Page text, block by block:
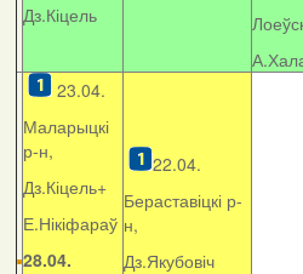
Дз.Кіцель
23.04.
Маларыцкі
р-н,
Дз.Кіцель+
Е.Нікіфараў
28.04.
22.04.
Бераставіцкі р-
н,
Дз.Якубовіч